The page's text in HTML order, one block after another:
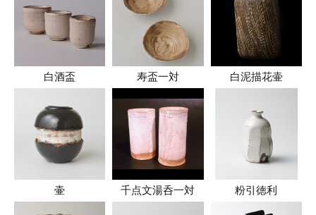
白酒盃 寿盃一対 白泥描花壷
壷 千点文湯呑一対 粉引徳利